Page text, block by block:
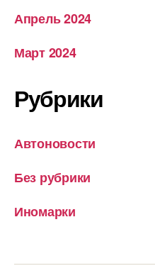
Апрель 2024
Март 2024
Рубрики
Автоновости
Без рубрики
Иномарки